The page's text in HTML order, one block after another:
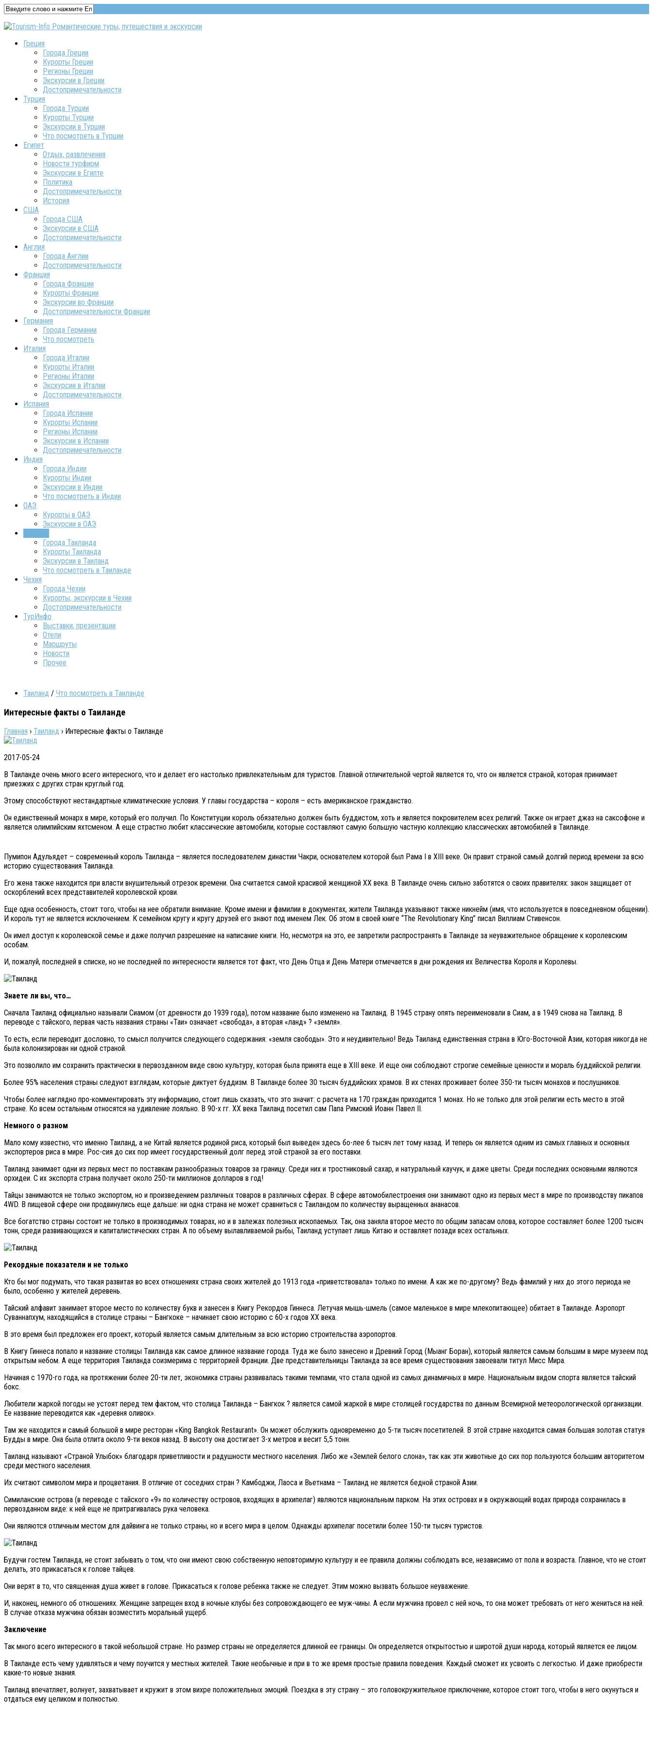
Греция
Города Греции
Курорты Греции
Регионы Греции
Экскурсии в Греции
Достопримечательности
Турция
Города Турции
Курорты Турции
Экскурсии в Турции
Что посмотреть в Турции
Египет
Отдых, развлечения
Новости турфирм
Экскурсии в Египте
Политика
Достопримечательности
История
США
Города США
Экскурсии в США
Достопримечательности
Англия
Города Англии
Достопримечательности
Франция
Города Франции
Курорты Франции
Экскурсии во Франции
Достопримечательности Франции
Германия
Города Германии
Что посмотреть
Италия
Города Италии
Курорты Италии
Регионы Италии
Экскурсии в Италии
Достопримечательности
Испания
Города Испании
Курорты Испании
Регионы Испании
Экскурсии в Испании
Достопримечательности
Индия
Города Индии
Курорты Индии
Экскурсии в Индии
Что посмотреть в Индии
ОАЭ
Курорты в ОАЭ
Экскурсии в ОАЭ
Города Таиланда
Курорты Таиланда
Экскурсии в Таиланд
Что посмотреть в Таиланде
Чехия
Города Чехии
Курорты, экскурсии в Чехии
Достопримечательности
ТурИнфо
Выставки, презентации
Отели
Маршруты
Новости
Прочее
Таиланд / Что посмотреть в Таиланде
Интересные факты о Таиланде
Главная › Таиланд › Интересные факты о Таиланде
2017-05-24
В Таиланде очень много всего интересного, что и делает его настолько привлекательным для туристов. Главной отличительной чертой является то, что он является страной, которая принимает
приезжих с других стран круглый год.
Этому способствуют нестандартные климатические условия. У главы государства – короля – есть американское гражданство.
Он единственный монарх в мире, который его получил. По Конституции король обязательно должен быть буддистом, хоть и является покровителем всех религий. Также он играет джаз на саксофоне и
является олимпийским яхтсменом. А еще страстно любит классические автомобили, которые составляют самую большую частную коллекцию классических автомобилей в Таиланде.
Пумипон Адульядет – современный король Таиланда – является последователем династии Чакри, основателем которой был Рама I в ХIII веке. Он правит страной самый долгий период времени за всю
историю существования Таиланда.
Его жена также находится при власти внушительный отрезок времени. Она считается самой красивой женщиной ХХ века. В Таиланде очень сильно заботятся о своих правителях: закон защищает от
оскорблений всех представителей королевской крови.
Еще одна особенность, стоит того, чтобы на нее обратили внимание. Кроме имени и фамилии в документах, жители Таиланда указывают также никнейм (имя, что используется в повседневном общении).
И король тут не является исключением. К семейном кругу и кругу друзей его знают под именем Лек. Об этом в своей книге “The Revolutionary King” писал Виллиам Стивенсон.
Он имел доступ к королевской семье и даже получил разрешение на написание книги. Но, несмотря на это, ее запретили распространять в Таиланде за неуважительное обращение к королевским
особам.
И, пожалуй, последней в списке, но не последней по интересности является тот факт, что День Отца и День Матери отмечается в дни рождения их Величества Короля и Королевы.
Знаете ли вы, что…
Сначала Таиланд официально называли Сиамом (от древности до 1939 года), потом название было изменено на Таиланд. В 1945 страну опять переименовали в Сиам, а в 1949 снова на Таиланд. В
переводе с тайского, первая часть названия страны «Таи» означает «свобода», а вторая «ланд» ? «земля».
То есть, если переводит дословно, то смысл получится следующего содержания: «земля свободы». Это и неудивительно! Ведь Таиланд единственная страна в Юго-Восточной Азии, которая никогда не
была колонизирован ни одной страной.
Это позволило им сохранить практически в первозданном виде свою культуру, которая была принята еще в ХIII веке. И еще они соблюдают строгие семейные ценности и мораль буддийской религии.
Более 95% населения страны следуют взглядам, которые диктует буддизм. В Таиланде более 30 тысяч буддийских храмов. В их стенах проживает более 350-ти тысяч монахов и послушников.
Чтобы более наглядно про-комментировать эту информацию, стоит лишь сказать, что это значит: с расчета на 170 граждан приходится 1 монах. Но не только для этой религии есть место в этой
стране. Ко всем остальным относятся на удивление лояльно. В 90-х гг. ХХ века Таиланд посетил сам Папа Римский Иоанн Павел II.
Немного о разном
Мало кому известно, что именно Таиланд, а не Китай является родиной риса, который был выведен здесь бо-лее 6 тысяч лет тому назад. И теперь он является одним из самых главных и основных
экспортеров риса в мире. Рос-сия до сих пор имеет государственный долг перед этой страной за его поставки.
Таиланд занимает одни из первых мест по поставкам разнообразных товаров за границу. Среди них и тростниковый сахар, и натуральный каучук, и даже цветы. Среди последних основными являются
орхидеи. С их экспорта страна получает около 250-ти миллионов долларов в год!
Тайцы занимаются не только экспортом, но и произведением различных товаров в различных сферах. В сфере автомобилестроения они занимают одно из первых мест в мире по производству пикапов
4WD. В пищевой сфере они продвинулись еще дальше: ни одна страна не может сравниться с Таиландом по количеству выращенных ананасов.
Все богатство страны состоит не только в производимых товарах, но и в залежах полезных ископаемых. Так, она заняла второе место по общим запасам олова, которое составляет более 1200 тысяч
тонн, среди развивающихся и капиталистических стран. А по объему вылавливаемой рыбы, Таиланд уступает лишь Китаю и оставляет позади всех остальных.
Рекордные показатели и не только
Кто бы мог подумать, что такая развитая во всех отношениях страна своих жителей до 1913 года «приветствовала» только по имени. А как же по-другому? Ведь фамилий у них до этого периода не
было, особенно у жителей деревень.
Тайский алфавит занимает второе место по количеству букв и занесен в Книгу Рекордов Гиннеса. Летучая мышь-шмель (самое маленькое в мире млекопитающее) обитает в Таиланде. Аэропорт
Суваннапхум, находящийся в столице страны – Бангкоке – начинает свою историю с 60-х годов ХХ века.
В это время был предложен его проект, который является самым длительным за всю историю строительства аэропортов.
В Книгу Гиннеса попало и название столицы Таиланда как самое длинное название города. Туда же было занесено и Древний Город (Мыанг Боран), который является самым большим в мире музеем под
открытым небом. А еще территория Таиланда соизмерима с территорией Франции. Две представительницы Таиланда за все время существования завоевали титул Мисс Мира.
Начиная с 1970-го года, на протяжении более 20-ти лет, экономика страны развивалась такими темпами, что стала одной из самых динамичных в мире. Национальным видом спорта является тайский
бокс.
Любители жаркой погоды не устоят перед тем фактом, что столица Таиланда – Бангкок ? является самой жаркой в мире столицей государства по данным Всемирной метеорологической организации.
Ее название переводится как «деревня оливок».
Там же находится и самый большой в мире ресторан «King Bangkok Restaurant». Он может обслужить одновременно до 5-ти тысяч посетителей. В этой стране находится самая большая золотая статуя
Будды в мире. Она была отлита около 9-ти веков назад. В высоту она достигает 3-х метров и весит 5,5 тонн.
Таиланд называют «Страной Улыбок» благодаря приветливости и радушности местного населения. Либо же «Землей белого слона», так как эти животные до сих пор пользуются большим авторитетом
среди местного населения.
Их считают символом мира и процветания. В отличие от соседних стран ? Камбоджи, Лаоса и Вьетнама – Таиланд не является бедной страной Азии.
Симиланские острова (в переводе с тайского «9» по количеству островов, входящих в архипелаг) являются национальным парком. На этих островах и в окружающий водах природа сохранилась в
первозданном виде: к ней еще не притрагивалась рука человека.
Они являются отличным местом для дайвинга не только страны, но и всего мира в целом. Однажды архипелаг посетили более 150-ти тысяч туристов.
Будучи гостем Таиланда, не стоит забывать о том, что они имеют свою собственную неповторимую культуру и ее правила должны соблюдать все, независимо от пола и возраста. Главное, что не стоит
делать, это прикасаться к голове тайцев.
Они верят в то, что священная душа живет в голове. Прикасаться к голове ребенка также не следует. Этим можно вызвать большое неуважение.
И, наконец, немного об отношениях. Женщине запрещен вход в ночные клубы без сопровождающего ее муж-чины. А если мужчина провел с ней ночь, то она может требовать от него жениться на ней.
В случае отказа мужчина обязан возместить моральный ущерб.
Заключение
Так много всего интересного в такой небольшой стране. Но размер страны не определяется длинной ее границы. Он определяется открытостью и широтой души народа, который является ее лицом.
В Таиланде есть чему удивляться и чему поучится у местных жителей. Такие необычные и при в то же время простые правила поведения. Каждый сможет их усвоить с легкостью. И даже приобрести
какие-то новые знания.
Таиланд впечатляет, волнует, захватывает и кружит в этом вихре положительных эмоций. Поездка в эту страну – это головокружительное приключение, которое стоит того, чтобы в него окунуться и
отдаться ему целиком и полностью.